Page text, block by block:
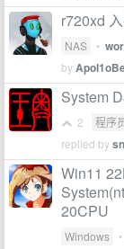
r720xd
NAS •
by
System
2 程序
replied by
Win11
20CPU
Windows •